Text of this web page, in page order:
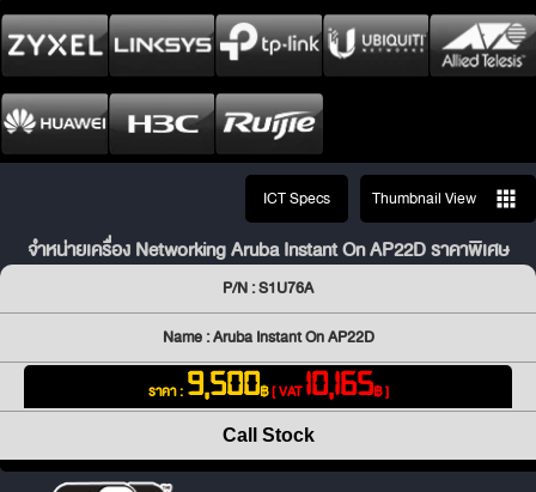
ICT Specs Thumbnail View
จำหน่ายเครื่อง Networking Aruba Instant On AP22D ราคาพิเศษ
P/N : S1U76A
Name : Aruba Instant On AP22D
ราคา : 9,500฿[ VAT10,165฿ ]
Call Stock